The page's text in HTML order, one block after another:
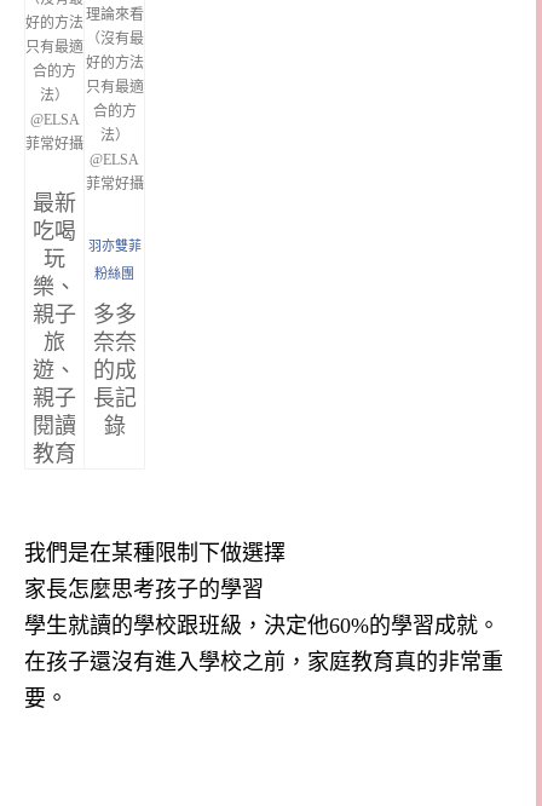
最新
吃喝
玩
樂、
親子
旅
遊、
親子
閱讀
教育
羽亦雙菲
粉絲團
多多
奈奈
的成
長記
錄
我們是在某種限制下做選擇
家長怎麼思考孩子的學習
學生就讀的學校跟班級，決定他60%的學習成就。
在孩子還沒有進入學校之前，家庭教育真的非常重
要。